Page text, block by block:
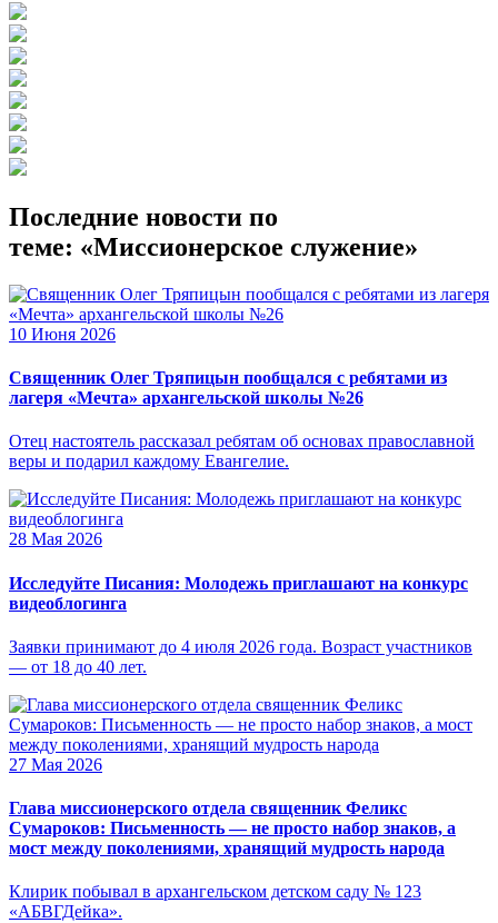
Последние новости по
теме: «Миссионерское служение»
10 Июня 2026
Священник Олег Тряпицын пообщался с ребятами из
лагеря «Мечта» архангельской школы №26
Отец настоятель рассказал ребятам об основах православной
веры и подарил каждому Евангелие.
28 Мая 2026
Исследуйте Писания: Молодежь приглашают на конкурс
видеоблогинга
Заявки принимают до 4 июля 2026 года. Возраст участников
— от 18 до 40 лет.
27 Мая 2026
Глава миссионерского отдела священник Феликс
Сумароков: Письменность — не просто набор знаков, а
мост между поколениями, хранящий мудрость народа
Клирик побывал в архангельском детском саду № 123
«АБВГДейка».